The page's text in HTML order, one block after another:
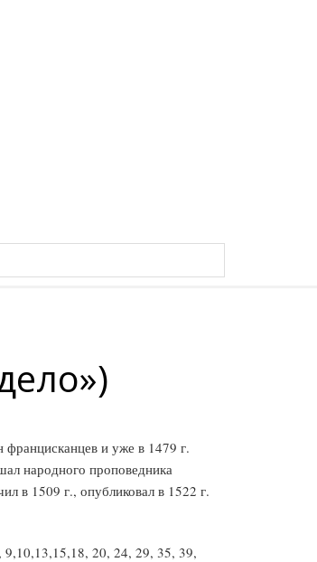
и уже в 1479 г.
народного проповедника
в 1509 г., опубликовал в 1522 г.
9,10,13,15,18, 20, 24, 29, 35, 39,